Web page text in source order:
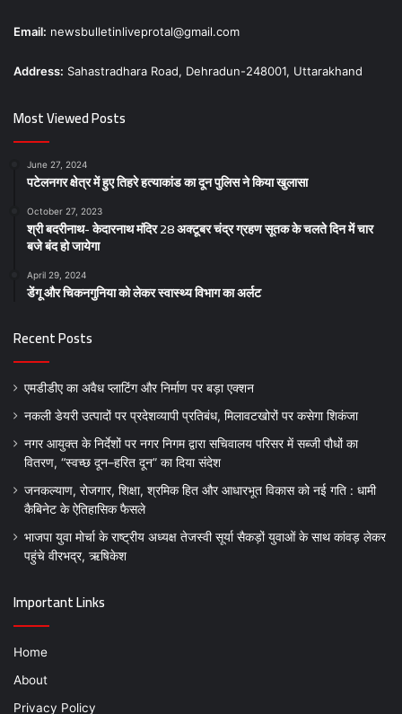
Email: newsbulletinliveprotal@gmail.com
Address: Sahastradhara Road, Dehradun-248001, Uttarakhand
Most Viewed Posts
June 27, 2024
पटेलनगर क्षेत्र में हुए तिहरे हत्याकांड का दून पुलिस ने किया खुलासा
October 27, 2023
श्री बदरीनाथ- केदारनाथ मंदिर 28 अक्टूबर चंद्र ग्रहण सूतक के चलते दिन में चार
बजे बंद हो जायेगा
April 29, 2024
डेंगू और चिकनगुनिया को लेकर स्वास्थ्य विभाग का अर्लट
Recent Posts
एमडीडीए का अवैध प्लाटिंग और निर्माण पर बड़ा एक्शन
नकली डेयरी उत्पादों पर प्रदेशव्यापी प्रतिबंध, मिलावटखोरों पर कसेगा शिकंजा
नगर आयुक्त के निर्देशों पर नगर निगम द्वारा सचिवालय परिसर में सब्जी पौधों का
वितरण, “स्वच्छ दून–हरित दून” का दिया संदेश
जनकल्याण, रोजगार, शिक्षा, श्रमिक हित और आधारभूत विकास को नई गति : धामी
कैबिनेट के ऐतिहासिक फैसले
भाजपा युवा मोर्चा के राष्ट्रीय अध्यक्ष तेजस्वी सूर्या सैकड़ों युवाओं के साथ कांवड़ लेकर
पहुंचे वीरभद्र, ऋषिकेश
Important Links
Home
About
Privacy Policy